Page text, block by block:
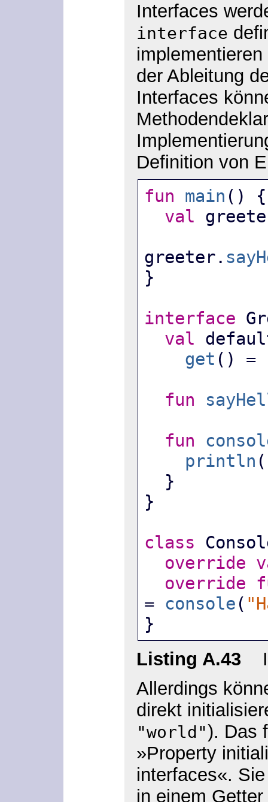
Interfaces
interface
der Ableitung
Interfaces
Definition von
fun main () {
val
greeter.
}
interface
val
get () =
fun
fun
println
  }
}
class
override
override
= console (
}
Listing A.43
Allerdings
direkt
"world"). Das
»Property
interfaces«.
in einem